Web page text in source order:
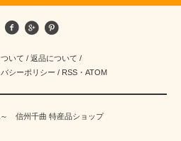
いて / 返品について /
シーポリシー / RSS ・ ATOM
～ 信州千曲 特産品ショップ